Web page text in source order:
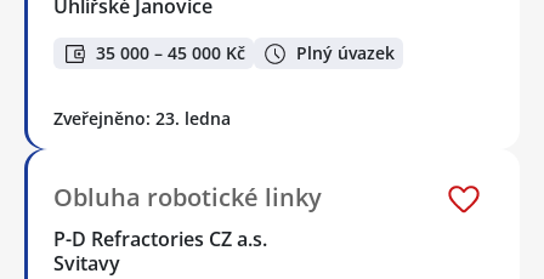
Uhlířské Janovice
35 000 – 45 000 Kč Plný úvazek
Zveřejněno: 23. ledna
Obluha robotické linky
P-D Refractories CZ a.s.
Svitavy